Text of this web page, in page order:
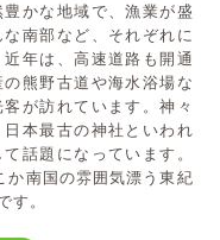
かな地域で、漁業が盛
南部など、それぞれに
年は、高速道路も開通
熊野古道や海水浴場な
が訪れています。神々
本最古の神社といわれ
話題になっています。
か南国の雰囲気漂う東紀
す。